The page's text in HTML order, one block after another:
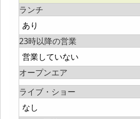
ランチ
あり
23時以降の営業
営業していない
オープンエア
ライブ・ショー
なし